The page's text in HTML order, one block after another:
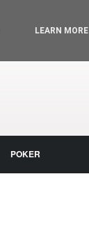
POKER
LEARN MORE